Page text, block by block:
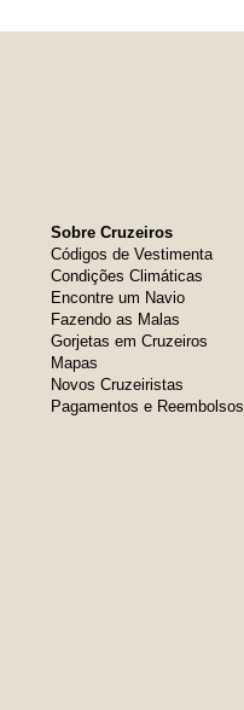
Sobre Cruzeiros
Códigos de Vestimenta
Condições Climáticas
Encontre um Navio
Fazendo as Malas
Gorjetas em Cruzeiros
Mapas
Novos Cruzeiristas
Pagamentos e Reembolsos